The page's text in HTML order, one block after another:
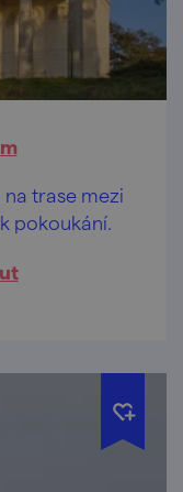
trase mezi
pokoukání.